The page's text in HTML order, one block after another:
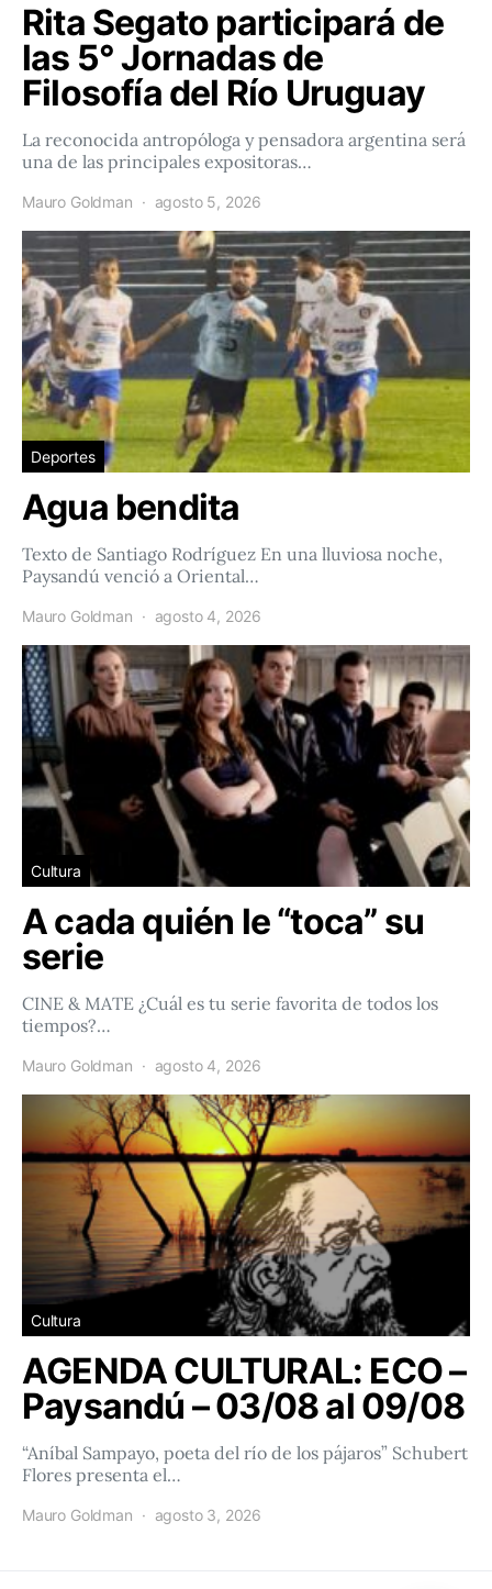
Rita Segato participará de
las 5° Jornadas de
Filosofía del Río Uruguay
La reconocida antropóloga y pensadora argentina será
una de las principales expositoras…
Mauro Goldman agosto 5, 2026
Deportes
Agua bendita
Texto de Santiago Rodríguez En una lluviosa noche,
Paysandú venció a Oriental…
Mauro Goldman agosto 4, 2026
Cultura
A cada quién le “toca” su
serie
CINE & MATE ¿Cuál es tu serie favorita de todos los
tiempos?…
Mauro Goldman agosto 4, 2026
Cultura
AGENDA CULTURAL: ECO –
Paysandú – 03/08 al 09/08
“Aníbal Sampayo, poeta del río de los pájaros” Schubert
Flores presenta el…
Mauro Goldman agosto 3, 2026